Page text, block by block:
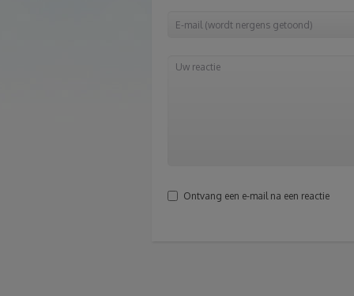
Ontvang een e-mail na een reactie